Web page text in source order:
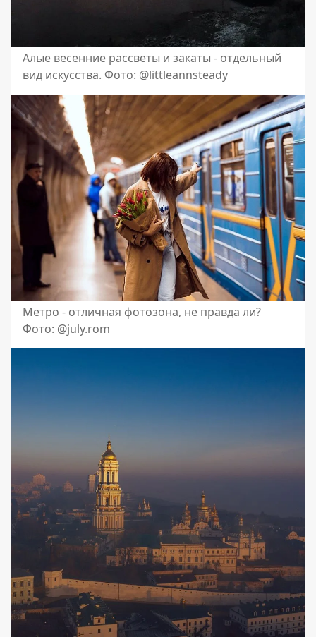
Алые весенние рассветы и закаты - отдельный
вид искусства. Фото: @littleannsteady
Метро - отличная фотозона, не правда ли?
Фото: @july.rom